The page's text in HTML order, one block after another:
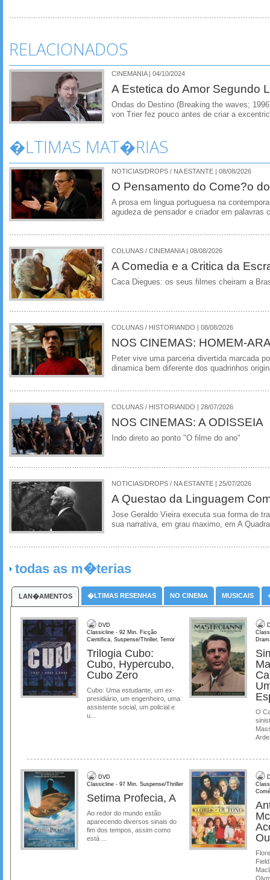
RELACIONADOS
CINEMANIA | 04/10/2024
A Estetica do Amor Segundo
Ondas do Destino (Breaking the waves;
von Trier fez pouco antes de criar a
�LTIMAS MAT�RIAS
NOTICIAS/DROPS / NA ESTANTE | 08/08/2026
O Pensamento do Come?o
A prosa em lingua portuguesa na
agudeza de pensador e criador em palavras
COLUNAS / CINEMANIA | 08/08/2026
A Comedia e a Critica da
Caca Diegues: os seus filmes cheiram a
COLUNAS / HISTORIANDO | 08/08/2026
NOS CINEMAS: HOMEM-
Peter vive uma parceria divertida marcada
dinamica bem diferente dos quadrinhos
COLUNAS / HISTORIANDO | 28/07/2026
NOS CINEMAS: A ODISSEIA
Indo direto ao ponto "O filme do ano"
NOTICIAS/DROPS / NA ESTANTE | 25/07/2026
A Questao da Linguagem
Jose Geraldo Vieira executa sua forma de
sua narrativa, em grau maximo, em A
todas as m�terias
LAN�AMENTOS �LTIMAS RESENHAS NO CINEMA MUSICAIS
DVD
Classicline - 92 Min. Ficção
Cientifica, Suspense/Thriller, Terror
Trilogia Cubo:
Cubo, Hypercubo,
Cubo Zero
Cubo: Uma estudante, um ex-
presidiário, um engenheiro, uma
assistente social, um policial e
u...
O
DVD
Classicline - 97 Min. Suspense/Thriller
Setima Profecia, A
Ao redor do mundo estão
aparecendo diversos sinais do
fim dos tempos, assim como
está ...